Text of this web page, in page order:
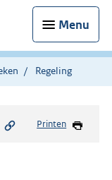
Menu
Regeling
Printen